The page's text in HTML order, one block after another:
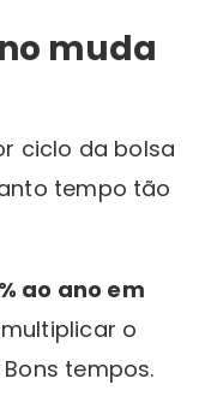
muda
ciclo da bolsa
tempo tão
ao ano em
o
tempos.